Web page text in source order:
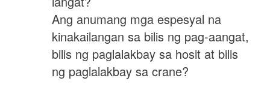
Ang anumang mga espesyal na
kinakailangan sa bilis ng pag-aangat,
bilis ng paglalakbay sa hosit at bilis
ng paglalakbay sa crane?